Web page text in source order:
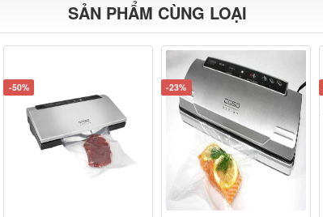
SẢN PHẨM CÙNG LOẠI
-50% -23%